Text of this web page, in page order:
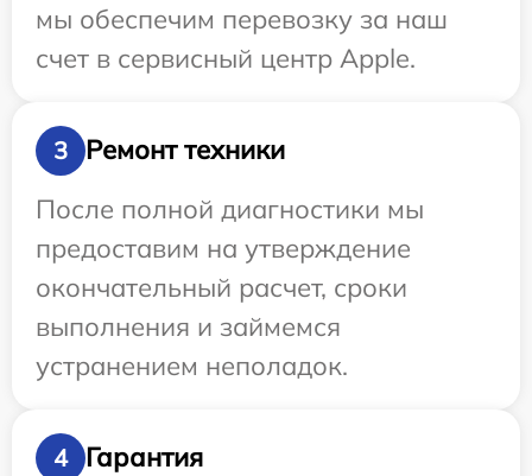
мы обеспечим перевозку за наш
счет в сервисный центр Apple.
3
Ремонт техники
После полной диагностики мы
предоставим на утверждение
окончательный расчет, сроки
выполнения и займемся
устранением неполадок.
4
Гарантия